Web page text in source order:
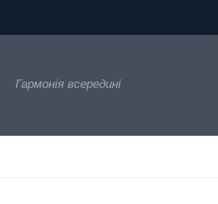
Гармонія всередині